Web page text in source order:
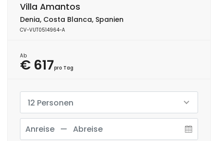
Villa Amantos
Denia, Costa Blanca, Spanien
CV-VUT0514964-A
Ab
€ 617pro Tag
12 Personen